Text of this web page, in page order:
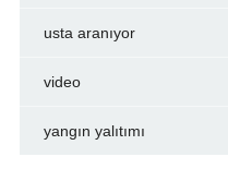
usta aranıyor
video
yangın yalıtımı